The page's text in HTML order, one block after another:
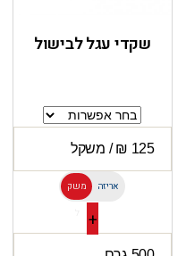
שקדי עגל לבישול
משק אריזה
+